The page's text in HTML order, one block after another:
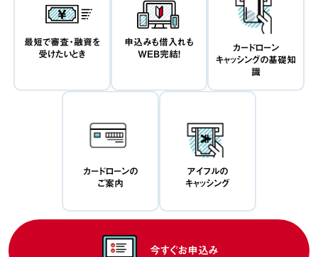
最短で審査・融資を
受けたいとき
申込みも借入れも
WEB完結！
カードローン
キャッシングの基礎知
識
カードローンの
ご案内
アイフルの
キャッシング
今すぐお申込み